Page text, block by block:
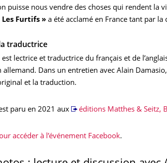
puisse nous vendre des choses qui rendent la
Les Furtifs » a été acclamé en France tant par
traductrice
est lectrice et traductrice du français et de
allemand. Dans un entretien avec Alain
et la traduction.
paru en 2021 aux éditions Matthes & Seitz,
accéder à l’événement Facebook.